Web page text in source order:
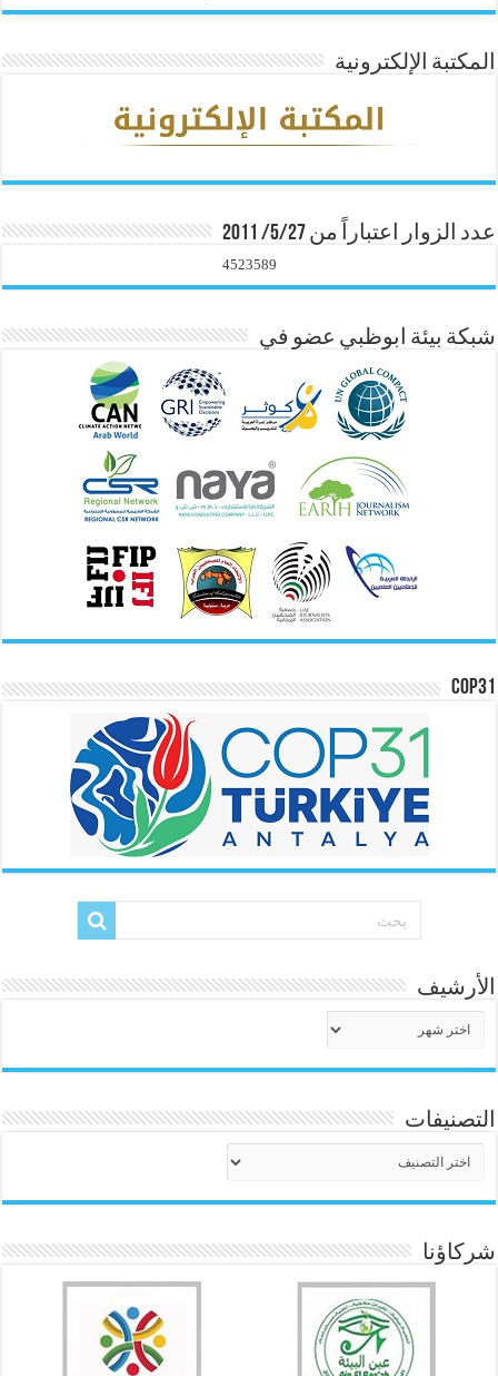
المكتبة الإلكترونية
عدد الزوار اعتباراً من 5/27/ 2011
4523589
شبكة بيئة ابوظبي عضو في
COP31
الأرشيف
التصنيفات
شركاؤنا